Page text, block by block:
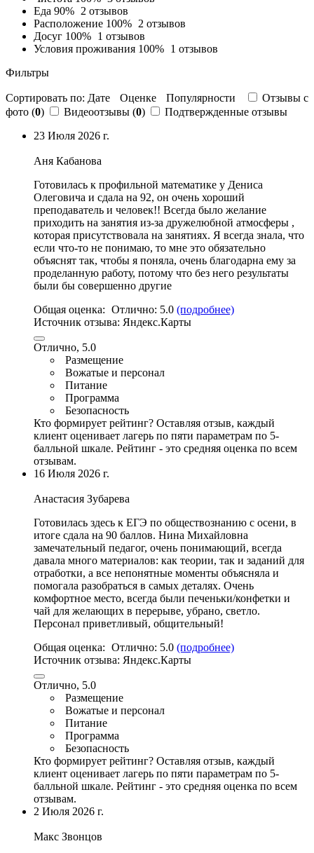
Еда 90% 2 отзывов
Расположение 100% 2 отзывов
Досуг 100% 1 отзывов
Условия проживания 100% 1 отзывов
Фильтры
Сортировать по: Дате Оценке Популярности
Отзывы c
фото (0) Видеоотзывы (0)
Подтвержденные отзывы
23 Июля 2026 г.
Аня Кабанова
Готовилась к профильной математике у Дениса
Олеговича и сдала на 92, он очень хороший
преподаватель и человек!! Всегда было желание
приходить на занятия из-за дружелюбной атмосферы ,
которая присутствовала на занятиях. Я всегда знала, что
если что-то не понимаю, то мне это обязательно
объяснят так, чтобы я поняла, очень благодарна ему за
проделанную работу, потому что без него результаты
были бы совершенно другие
Общая оценка: Отлично: 5.0 (подробнее)
Источник отзыва: Яндекс.Карты
Отлично, 5.0
Размещение
Вожатые и персонал
Питание
Программа
Безопасность
Кто формирует рейтинг? Оставляя отзыв, каждый
клиент оценивает лагерь по пяти параметрам по 5-
балльной шкале. Рейтинг - это средняя оценка по всем
отзывам.
16 Июля 2026 г.
Анастасия Зубарева
Готовилась здесь к ЕГЭ по обществознанию с осени, в
итоге сдала на 90 баллов. Нина Михайловна
замечательный педагог, очень понимающий, всегда
давала много материалов: как теории, так и заданий для
отработки, а все непонятные моменты объясняла и
помогала разобраться в самых деталях. Очень
комфортное место, всегда были печеньки/конфетки и
чай для желающих в перерыве, убрано, светло.
Персонал приветливый, общительный!
Общая оценка: Отлично: 5.0 (подробнее)
Источник отзыва: Яндекс.Карты
Отлично, 5.0
Размещение
Вожатые и персонал
Питание
Программа
Безопасность
Кто формирует рейтинг? Оставляя отзыв, каждый
клиент оценивает лагерь по пяти параметрам по 5-
балльной шкале. Рейтинг - это средняя оценка по всем
отзывам.
2 Июля 2026 г.
Макс Звонцов